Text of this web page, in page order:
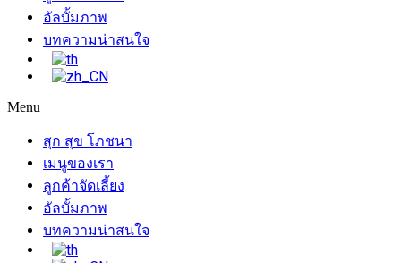
อัลบั้มภาพ
บทความน่าสนใจ
Menu
สุก สุข โภชนา
เมนูของเรา
ลูกค้าจัดเลี้ยง
อัลบั้มภาพ
บทความน่าสนใจ